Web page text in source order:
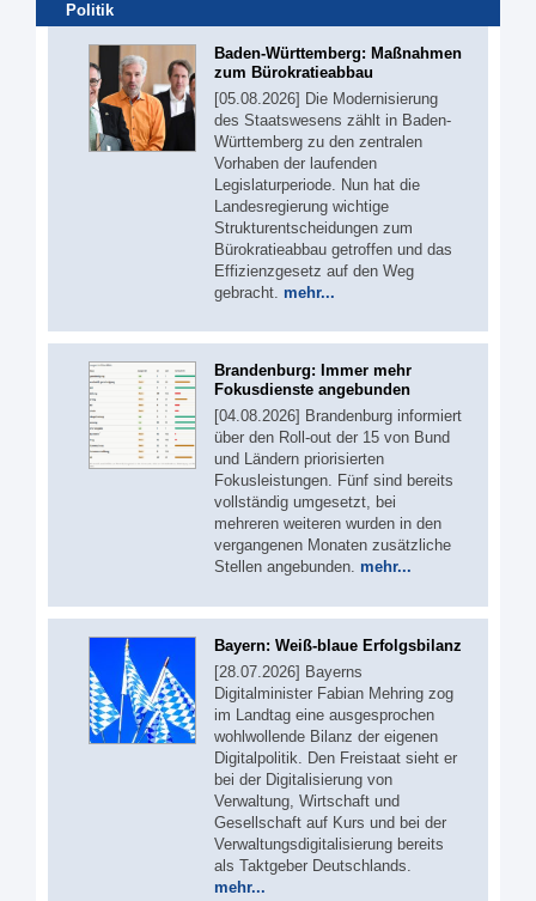
Politik
Baden-Württemberg: Maßnahmen
zum Bürokratieabbau
[05.08.2026] Die Modernisierung
des Staatswesens zählt in Baden-
Württemberg zu den zentralen
Vorhaben der laufenden
Legislaturperiode. Nun hat die
Landesregierung wichtige
Strukturentscheidungen zum
Bürokratieabbau getroffen und das
Effizienzgesetz auf den Weg
gebracht. mehr...
Brandenburg: Immer mehr
Fokusdienste angebunden
[04.08.2026] Brandenburg informiert
über den Roll-out der 15 von Bund
und Ländern priorisierten
Fokusleistungen. Fünf sind bereits
vollständig umgesetzt, bei
mehreren weiteren wurden in den
vergangenen Monaten zusätzliche
Stellen angebunden. mehr...
Bayern: Weiß-blaue Erfolgsbilanz
[28.07.2026] Bayerns
Digitalminister Fabian Mehring zog
im Landtag eine ausgesprochen
wohlwollende Bilanz der eigenen
Digitalpolitik. Den Freistaat sieht er
bei der Digitalisierung von
Verwaltung, Wirtschaft und
Gesellschaft auf Kurs und bei der
Verwaltungsdigitalisierung bereits
als Taktgeber Deutschlands.
mehr...